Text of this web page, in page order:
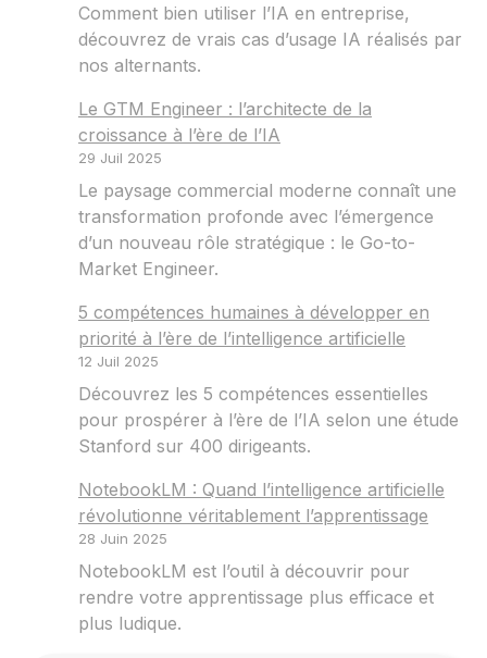
Comment bien utiliser l’IA en entreprise,
découvrez de vrais cas d’usage IA réalisés par
nos alternants.
Le GTM Engineer : l’architecte de la
croissance à l’ère de l’IA
29 Juil 2025
Le paysage commercial moderne connaît une
transformation profonde avec l’émergence
d’un nouveau rôle stratégique : le Go-to-
Market Engineer.
5 compétences humaines à développer en
priorité à l’ère de l’intelligence artificielle
12 Juil 2025
Découvrez les 5 compétences essentielles
pour prospérer à l’ère de l’IA selon une étude
Stanford sur 400 dirigeants.
NotebookLM : Quand l’intelligence artificielle
révolutionne véritablement l’apprentissage
28 Juin 2025
NotebookLM est l’outil à découvrir pour
rendre votre apprentissage plus efficace et
plus ludique.